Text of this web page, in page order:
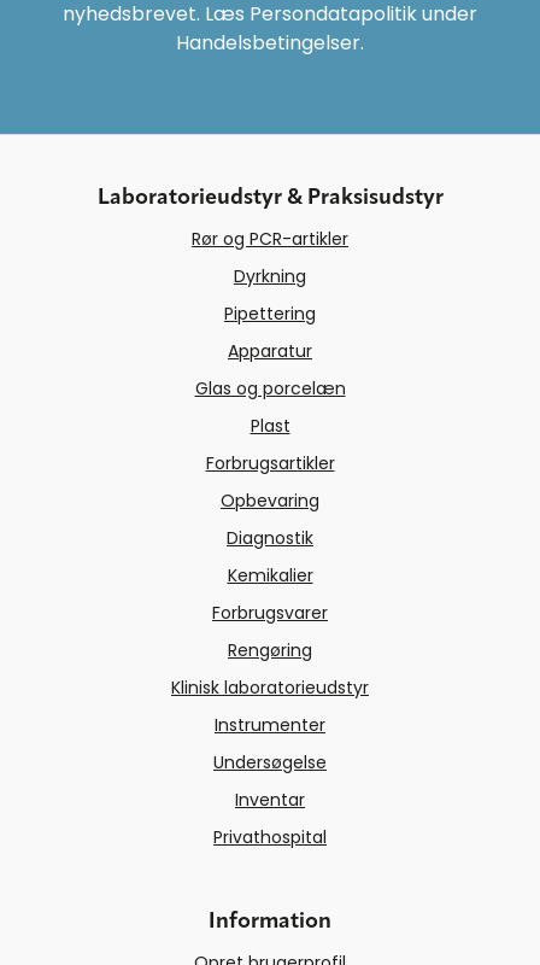
nyhedsbrevet. Læs Persondatapolitik under
Handelsbetingelser.
Laboratorieudstyr & Praksisudstyr
Rør og PCR-artikler
Dyrkning
Pipettering
Apparatur
Glas og porcelæn
Plast
Forbrugsartikler
Opbevaring
Diagnostik
Kemikalier
Forbrugsvarer
Rengøring
Klinisk laboratorieudstyr
Instrumenter
Undersøgelse
Inventar
Privathospital
Information